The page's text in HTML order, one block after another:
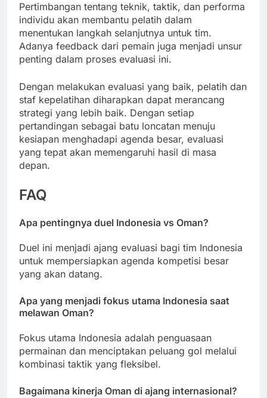
Pertimbangan tentang teknik, taktik, dan performa
individu akan membantu pelatih dalam
menentukan langkah selanjutnya untuk tim.
Adanya feedback dari pemain juga menjadi unsur
penting dalam proses evaluasi ini.
Dengan melakukan evaluasi yang baik, pelatih dan
staf kepelatihan diharapkan dapat merancang
strategi yang lebih baik. Dengan setiap
pertandingan sebagai batu loncatan menuju
kesiapan menghadapi agenda besar, evaluasi
yang tepat akan memengaruhi hasil di masa
depan.
FAQ
Apa pentingnya duel Indonesia vs Oman?
Duel ini menjadi ajang evaluasi bagi tim Indonesia
untuk mempersiapkan agenda kompetisi besar
yang akan datang.
Apa yang menjadi fokus utama Indonesia saat
melawan Oman?
Fokus utama Indonesia adalah penguasaan
permainan dan menciptakan peluang gol melalui
kombinasi taktik yang fleksibel.
Bagaimana kinerja Oman di ajang internasional?